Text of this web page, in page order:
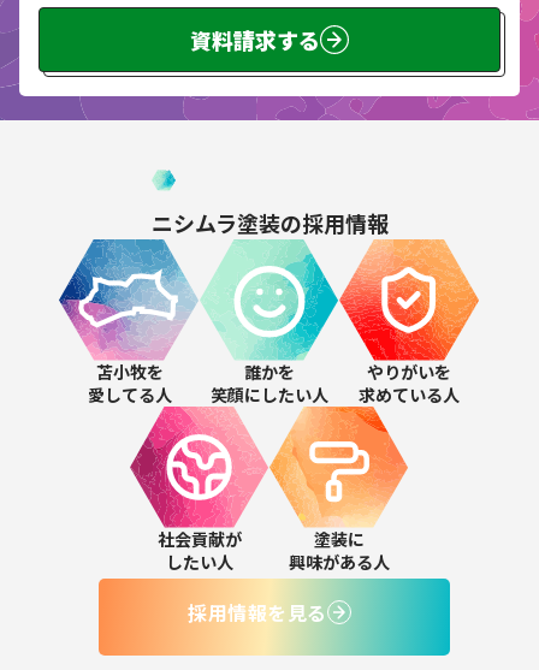
資料請求する
ニシムラ塗装の採用情報
苫小牧を
愛してる人
誰かを
笑顔にしたい人
やりがいを
求めている人
社会貢献が
したい人
塗装に
興味がある人
採用情報を見る